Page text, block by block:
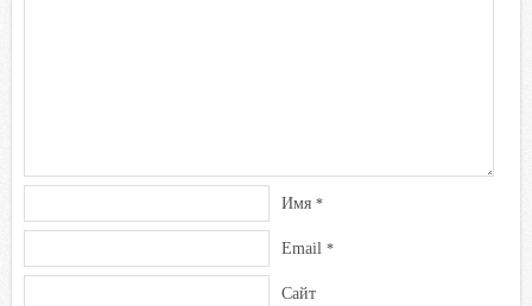
Имя *
Email *
Сайт